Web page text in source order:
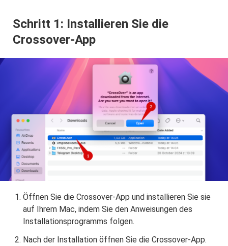
Schritt 1: Installieren Sie die
Crossover-App
Öffnen Sie die Crossover-App und installieren Sie sie
auf Ihrem Mac, indem Sie den Anweisungen des
Installationsprogramms folgen.
Nach der Installation öffnen Sie die Crossover-App.